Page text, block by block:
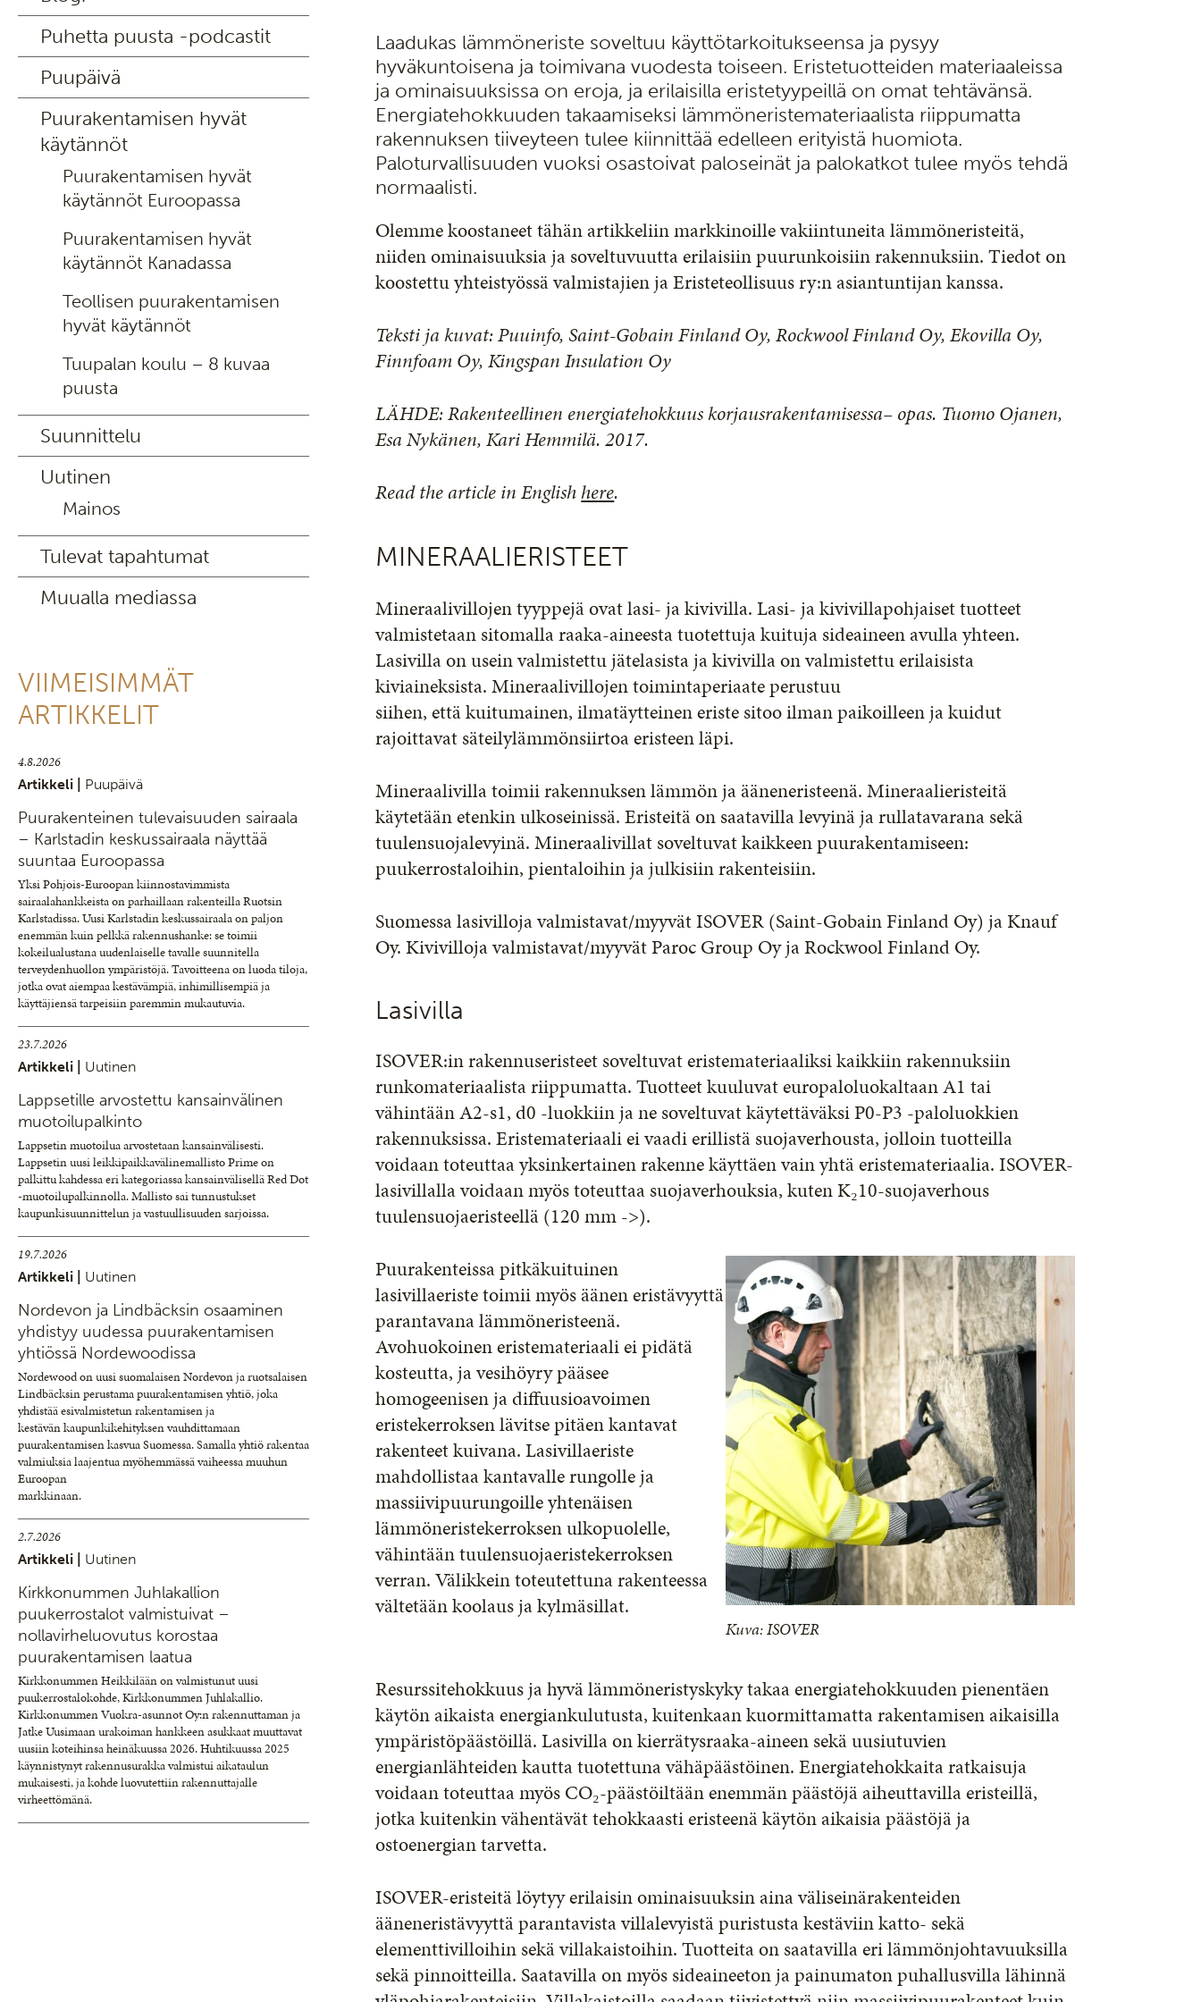
Puhetta puusta -podcastit
Puupäivä
Puurakentamisen hyvät
käytännöt
Puurakentamisen hyvät
käytännöt Euroopassa
Puurakentamisen hyvät
käytännöt Kanadassa
Teollisen puurakentamisen
hyvät käytännöt
Tuupalan koulu – 8 kuvaa
puusta
Suunnittelu
Uutinen
Mainos
Tulevat tapahtumat
Muualla mediassa
VIIMEISIMMÄT
ARTIKKELIT
4.8.2026
Artikkeli | Puupäivä
Puurakenteinen tulevaisuuden sairaala
– Karlstadin keskussairaala näyttää
suuntaa Euroopassa
Yksi Pohjois-Euroopan kiinnostavimmista
sairaalahankkeista on parhaillaan rakenteilla Ruotsin
Karlstadissa. Uusi Karlstadin keskussairaala on paljon
enemmän kuin pelkkä rakennushanke: se toimii
kokeilualustana uudenlaiselle tavalle suunnitella
terveydenhuollon ympäristöjä. Tavoitteena on luoda tiloja,
jotka ovat aiempaa kestävämpiä, inhimillisempiä ja
käyttäjiensä tarpeisiin paremmin mukautuvia.
23.7.2026
Artikkeli | Uutinen
Lappsetille arvostettu kansainvälinen
muotoilupalkinto
Lappsetin muotoilua arvostetaan kansainvälisesti.
Lappsetin uusi leikkipaikkavälinemallisto Prime on
palkittu kahdessa eri kategoriassa kansainvälisellä Red Dot
-muotoilupalkinnolla. Mallisto sai tunnustukset
kaupunkisuunnittelun ja vastuullisuuden sarjoissa.
19.7.2026
Artikkeli | Uutinen
Nordevon ja Lindbäcksin osaaminen
yhdistyy uudessa puurakentamisen
yhtiössä Nordewoodissa
Nordewood on uusi suomalaisen Nordevon ja ruotsalaisen
Lindbäcksin perustama puurakentamisen yhtiö, joka
yhdistää esivalmistetun rakentamisen ja
kestävän kaupunkikehityksen vauhdittamaan
puurakentamisen kasvua Suomessa. Samalla yhtiö rakentaa
valmiuksia laajentua myöhemmässä vaiheessa muuhun
Euroopan
markkinaan.
2.7.2026
Artikkeli | Uutinen
Kirkkonummen Juhlakallion
puukerrostalot valmistuivat –
nollavirheluovutus korostaa
puurakentamisen laatua
Kirkkonummen Heikkilään on valmistunut uusi
puukerrostalokohde, Kirkkonummen Juhlakallio.
Kirkkonummen Vuokra-asunnot Oy:n rakennuttaman ja
Jatke Uusimaan urakoiman hankkeen asukkaat muuttavat
uusiin koteihinsa heinäkuussa 2026. Huhtikuussa 2025
käynnistynyt rakennusurakka valmistui aikataulun
mukaisesti, ja kohde luovutettiin rakennuttajalle
virheettömänä.
Laadukas lämmöneriste soveltuu käyttötarkoitukseensa ja pysyy
hyväkuntoisena ja toimivana vuodesta toiseen. Eristetuotteiden materiaaleissa
ja ominaisuuksissa on eroja, ja erilaisilla eristetyypeillä on omat tehtävänsä.
Energiatehokkuuden takaamiseksi lämmöneristemateriaalista riippumatta
rakennuksen tiiveyteen tulee kiinnittää edelleen erityistä huomiota.
Paloturvallisuuden vuoksi osastoivat paloseinät ja palokatkot tulee myös tehdä
normaalisti.
Olemme koostaneet tähän artikkeliin markkinoille vakiintuneita lämmöneristeitä,
niiden ominaisuuksia ja soveltuvuutta erilaisiin puurunkoisiin rakennuksiin. Tiedot on
koostettu yhteistyössä valmistajien ja Eristeteollisuus ry:n asiantuntijan kanssa.
Teksti ja kuvat: Puuinfo, Saint-Gobain Finland Oy, Rockwool Finland Oy, Ekovilla Oy,
Finnfoam Oy, Kingspan Insulation Oy
LÄHDE: Rakenteellinen energiatehokkuus korjausrakentamisessa– opas. Tuomo Ojanen,
Esa Nykänen, Kari Hemmilä. 2017.
Read the article in Englishhere.
MINERAALIERISTEET
Mineraalivillojen tyyppejä ovat lasi- ja kivivilla. Lasi- ja kivivillapohjaiset tuotteet
valmistetaan sitomalla raaka-aineesta tuotettuja kuituja sideaineen avulla yhteen.
Lasivilla on usein valmistettu jätelasista ja kivivilla on valmistettu erilaisista
kiviaineksista. Mineraalivillojen toimintaperiaate perustuu
siihen, että kuitumainen, ilmatäytteinen eriste sitoo ilman paikoilleen ja kuidut
rajoittavat säteilylämmönsiirtoa eristeen läpi.
Mineraalivilla toimii rakennuksen lämmön ja ääneneristeenä. Mineraalieristeitä
käytetään etenkin ulkoseinissä. Eristeitä on saatavilla levyinä ja rullatavarana sekä
tuulensuojalevyinä. Mineraalivillat soveltuvat kaikkeen puurakentamiseen:
puukerrostaloihin, pientaloihin ja julkisiin rakenteisiin.
Suomessa lasivilloja valmistavat/myyvät ISOVER (Saint-Gobain Finland Oy) ja Knauf
Oy. Kivivilloja valmistavat/myyvät Paroc Group Oy ja Rockwool Finland Oy.
Lasivilla
ISOVER:in rakennuseristeet soveltuvat eristemateriaaliksi kaikkiin rakennuksiin
runkomateriaalista riippumatta. Tuotteet kuuluvat europaloluokaltaan A1 tai
vähintään A2-s1, d0 -luokkiin ja ne soveltuvat käytettäväksi P0-P3 -paloluokkien
rakennuksissa. Eristemateriaali ei vaadi erillistä suojaverhousta, jolloin tuotteilla
voidaan toteuttaa yksinkertainen rakenne käyttäen vain yhtä eristemateriaalia. ISOVER-
lasivillalla voidaan myös toteuttaa suojaverhouksia, kuten K₂10-suojaverhous
tuulensuojaeristeellä (120 mm ->).
Puurakenteissa pitkäkuituinen
lasivillaeriste toimii myös äänen eristävyyttä
parantavana lämmöneristeenä.
Avohuokoinen eristemateriaali ei pidätä
kosteutta, ja vesihöyry pääsee
homogeenisen ja diffuusioavoimen
eristekerroksen lävitse pitäen kantavat
rakenteet kuivana. Lasivillaeriste
mahdollistaa kantavalle rungolle ja
massiivipuurungoille yhtenäisen
lämmöneristekerroksen ulkopuolelle,
vähintään tuulensuojaeristekerroksen
verran. Välikkein toteutettuna rakenteessa
vältetään koolaus ja kylmäsillat.
Kuva: ISOVER
Resurssitehokkuus ja hyvä lämmöneristyskyky takaa energiatehokkuuden pienentäen
käytön aikaista energiankulutusta, kuitenkaan kuormittamatta rakentamisen aikaisilla
ympäristöpäästöillä. Lasivilla on kierrätysraaka-aineen sekä uusiutuvien
energianlähteiden kautta tuotettuna vähäpäästöinen. Energiatehokkaita ratkaisuja
voidaan toteuttaa myös CO₂-päästöiltään enemmän päästöjä aiheuttavilla eristeillä,
jotka kuitenkin vähentävät tehokkaasti eristeenä käytön aikaisia päästöjä ja
ostoenergian tarvetta.
ISOVER-eristeitä löytyy erilaisin ominaisuuksin aina väliseinärakenteiden
ääneneristävyyttä parantavista villalevyistä puristusta kestäviin katto- sekä
elementtivilloihin sekä villakaistoihin. Tuotteita on saatavilla eri lämmönjohtavuuksilla
sekä pinnoitteilla. Saatavilla on myös sideaineeton ja painumaton puhallusvilla lähinnä